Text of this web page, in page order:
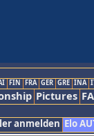
FIN FRA GER GRE INA
Pictures
anmelden Elo